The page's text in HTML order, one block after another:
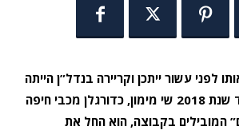
לפני עשור ייתכן וקריירה בנדל”ן הייתה
סוג של “פאול”. עד שנת 2018 שי מימון, כדורגלן מכבי חיפה
המובילים בקבוצה, הוא החל את